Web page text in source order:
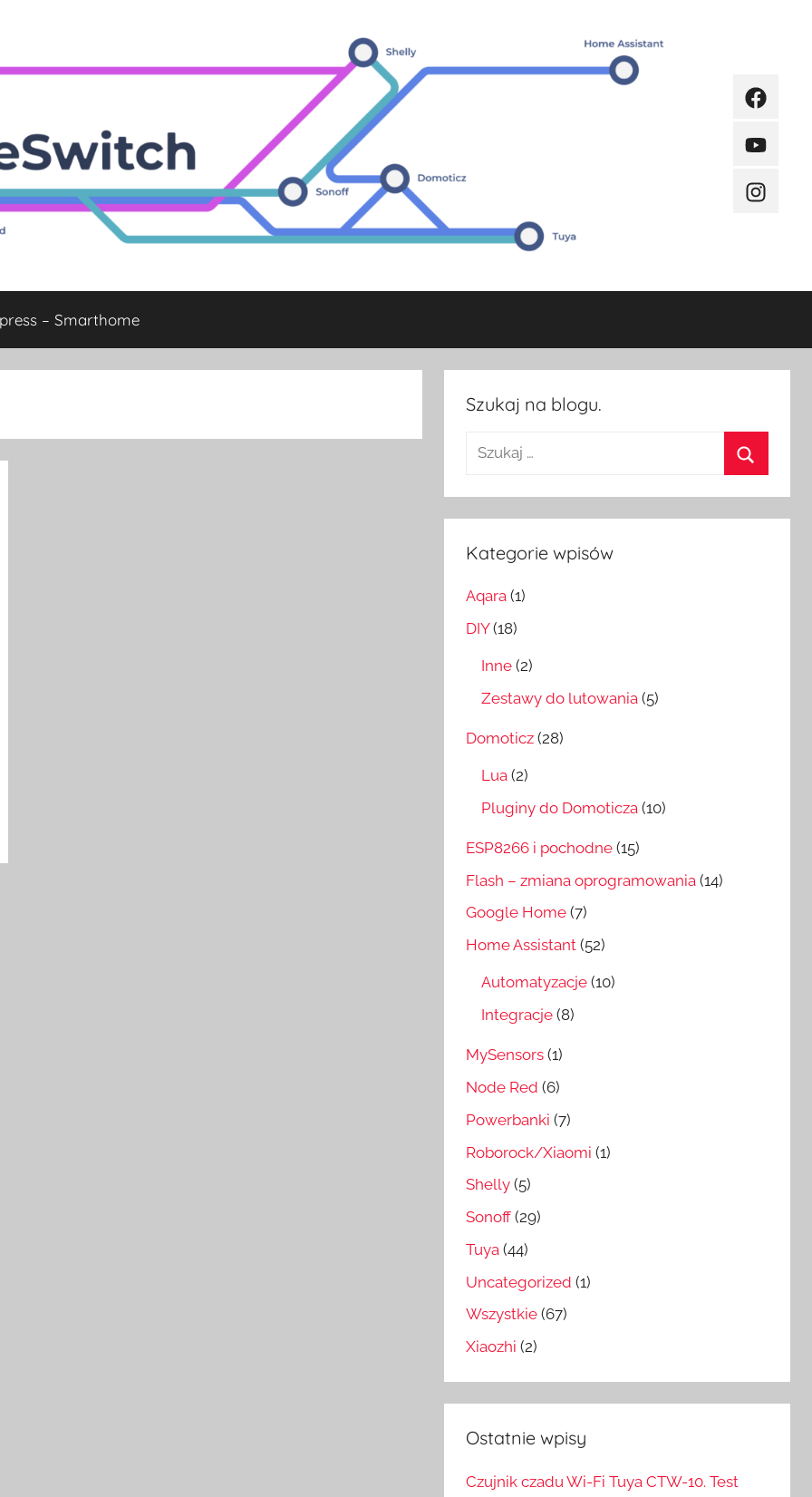
Facebook
Youtube
– Smarthome
Szukaj na blogu.
Szukaj:
Kategorie wpisów
Aqara (1)
DIY(18)
Inne (2)
Zestawy do lutowania (5)
Domoticz (28)
Lua (2)
Pluginy do Domoticza (10)
ESP8266 i pochodne (15)
Flash – zmiana oprogramowania (14)
Google Home (7)
Home Assistant (52)
Automatyzacje (10)
Integracje (8)
MySensors (1)
Node Red (6)
Powerbanki (7)
Roborock/Xiaomi (1)
Shelly (5)
Sonoff (29)
Tuya (44)
Uncategorized (1)
Wszystkie (67)
Xiaozhi (2)
Ostatnie wpisy
Czujnik czadu Wi-Fi Tuya CTW-10. Test